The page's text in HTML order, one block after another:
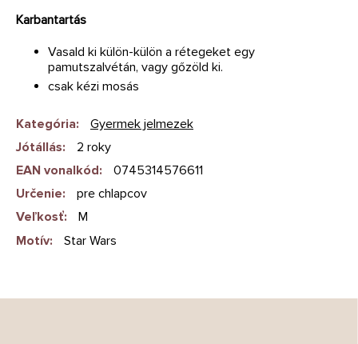
Karbantartás
Vasald ki külön-külön a rétegeket egy
pamutszalvétán, vagy gőzöld ki.
csak kézi mosás
Kategória:
Gyermek jelmezek
Jótállás:
2 roky
EAN vonalkód:
0745314576611
Určenie:
pre chlapcov
Veľkosť:
M
Motív: Star Wars